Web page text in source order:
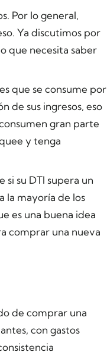
Por lo general,
Ya discutimos por
que necesita saber
que se consume por
de sus ingresos, eso
gran parte
y tenga
su DTI supera un
la mayoría de los
es una buena idea
comprar una nueva
de comprar una
con gastos